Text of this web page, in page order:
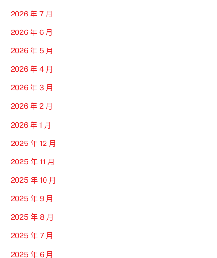
2026 年 7 月
2026 年 6 月
2026 年 5 月
2026 年 4 月
2026 年 3 月
2026 年 2 月
2026 年 1 月
2025 年 12 月
2025 年 11 月
2025 年 10 月
2025 年 9 月
2025 年 8 月
2025 年 7 月
2025 年 6 月